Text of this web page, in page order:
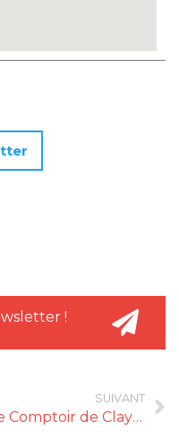
!
SUIVANT
Le Comptoir de Claye, le palais du café et le royaume du thé